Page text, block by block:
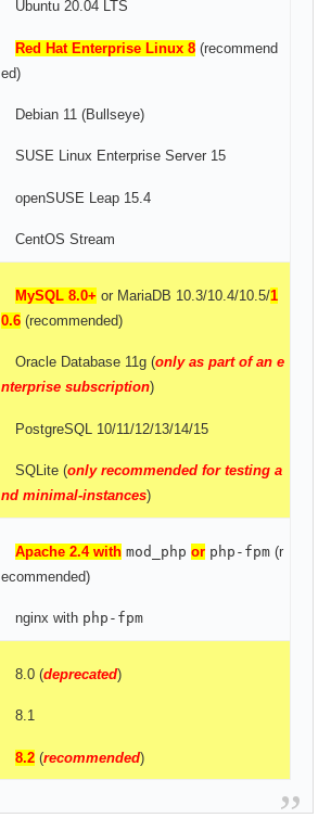
Ubuntu 20.04 LTS
Red Hat Enterprise Linux 8(recommend
ed)
Debian 11 (Bullseye)
SUSE Linux Enterprise Server 15
openSUSE Leap 15.4
CentOS Stream
MySQL 8.0+ or MariaDB 10.3/10.4/10.5/1
0.6(recommended)
Oracle Database 11g (only as part of an e
nterprise subscription)
PostgreSQL 10/11/12/13/14/15
SQLite (only recommended for testing a
nd minimal-instances)
Apache 2.4 with mod_php or php-fpm(r
ecommended)
nginx with php-fpm
8.0 (deprecated)
8.1
8.2(recommended)